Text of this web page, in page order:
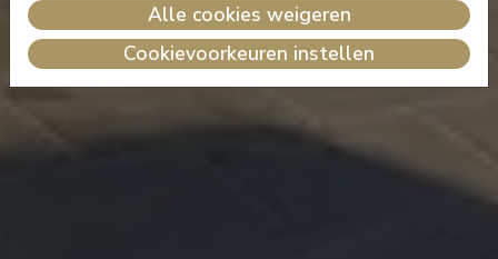
Alle cookies weigeren
Cookievoorkeuren instellen